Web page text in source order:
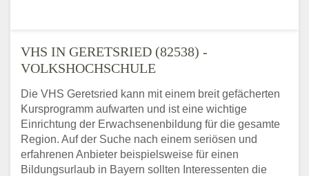
VHS IN GERETSRIED (82538) -
VOLKSHOCHSCHULE
Die VHS Geretsried kann mit einem breit gefächerten
Kursprogramm aufwarten und ist eine wichtige
Einrichtung der Erwachsenenbildung für die gesamte
Region. Auf der Suche nach einem seriösen und
erfahrenen Anbieter beispielsweise für einen
Bildungsurlaub in Bayern sollten Interessenten die